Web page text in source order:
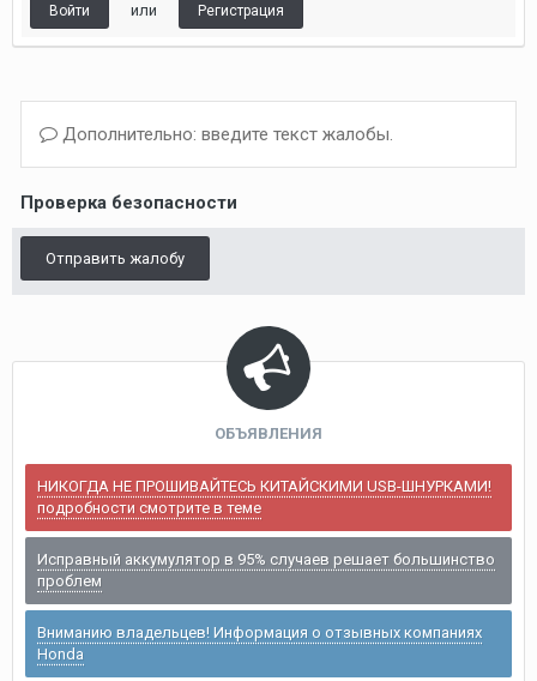
Войти или Регистрация
Дополнительно: введите текст жалобы.
Проверка безопасности
Отправить жалобу
ОБЪЯВЛЕНИЯ
НИКОГДА НЕ ПРОШИВАЙТЕСЬ КИТАЙСКИМИ USB-ШНУРКАМИ!
подробности смотрите в теме
Исправный аккумулятор в 95% случаев решает большинство
проблем
Вниманию владельцев! Информация о отзывных компаниях
Honda